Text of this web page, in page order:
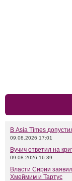
В Asia Times
09.08.2026 17:01
Вучич ответил на
09.08.2026 16:39
Власти Сирии
Хмеймим и Тартус